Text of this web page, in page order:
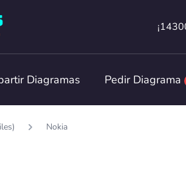
Diagramas Pedir Diagrama
Nokia